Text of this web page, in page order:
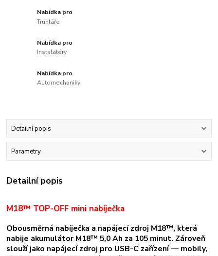
Nabídka pro
Truhláře
Nabídka pro
Instalatéry
Nabídka pro
Automechaniky
Detailní popis
Parametry
Detailní popis
M18™ TOP-OFF mini nabíječka
Obousměrná nabíječka a napájecí zdroj M18™, která
nabije akumulátor M18™ 5,0 Ah za 105 minut. Zároveň
slouží jako napájecí zdroj pro USB-C zařízení — mobily,